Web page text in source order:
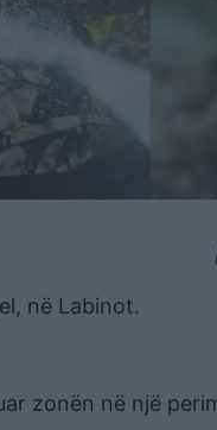
në Labinot.
zonën në një